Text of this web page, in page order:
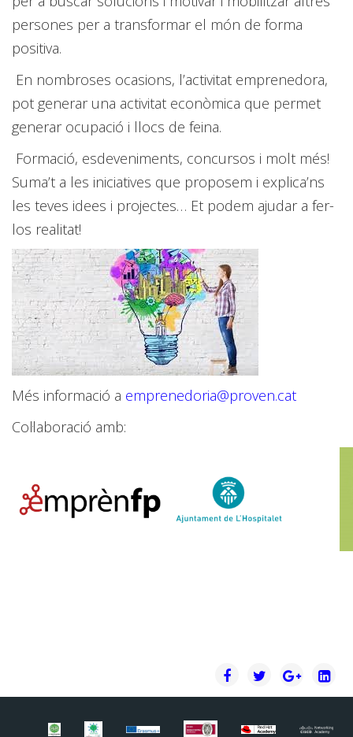
persones per a transformar el món de forma
positiva.
En nombroses ocasions, l’activitat emprenedora,
pot generar una activitat econòmica que permet
generar ocupació i llocs de feina.
Formació, esdeveniments, concursos i molt més!
Suma’t a les iniciatives que proposem i explica’ns
les teves idees i projectes… Et podem ajudar a fer-
los realitat!
Més informació a emprenedoria@proven.cat
Col·laboració amb: